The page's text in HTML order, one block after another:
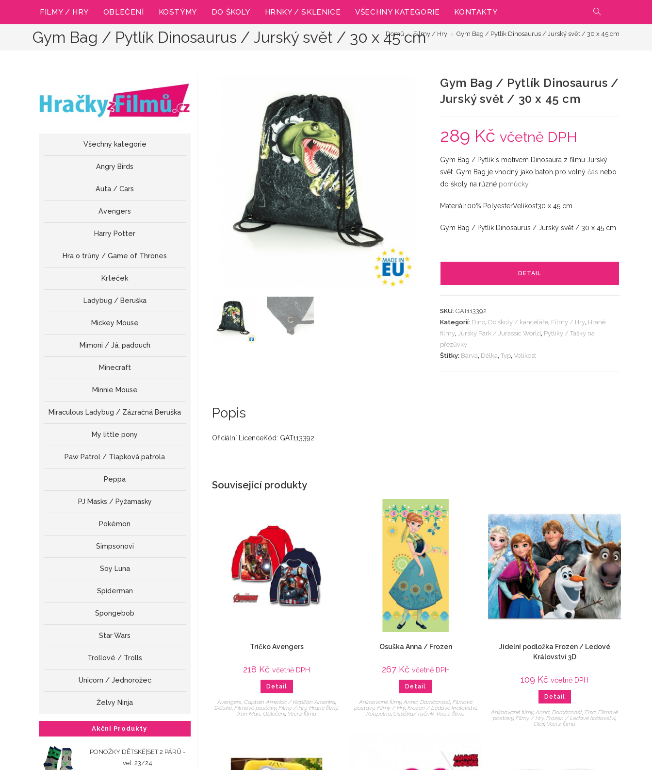
FILMY / HRY OBLEČENÍ KOSTÝMY DO ŠKOLY HRNKY / SKLENICE VŠECHNY KATEGORIE KONTAKTY PŘEPNOUT
VYHLEDÁVÁNÍ
WEBU
Gym Bag / Pytlík Dinosaurus / Jurský svět / 30 x 45 cm
Domů > Filmy / Hry > Gym Bag / Pytlík Dinosaurus / Jurský svět / 30 x 45 cm
Gym Bag / Pytlík Dinosaurus /
Jurský svět / 30 x 45 cm
289 Kč včetně DPH
Gym Bag / Pytlík s motivem Dinosaura z filmu Jurský
svět. Gym Bag je vhodný jako batoh pro volnýčas nebo
do školy na různé pomůcky
Materiál100% PolyesterVelikost30 x 45 cm
Gym Bag / Pytlík Dinosaurus / Jurský svět / 30 x 45 cm
DETAIL
SKU:GAT113392
Kategorií: Dino, Do školy / kanceláře, Filmy / Hry, Hrané
filmy,Jurský Park / Jurassic World, Pytlíky / Tašky na
přezůvky
Štítky: Barva, Délka,Typ,Velikost
Popis
Oficiální LicenceKód: GAT113392
Související produkty
Tričko Avengers
218 Kč včetně DPH
Detail
Avengers, Captain America / Kapitán Amerika,
Dětské,Filmové postavy,Filmy / Hry,Hrané filmy,
Iron Man, Oblečení, Veci z filmu
Osuška Anna / Frozen
267 Kč včetně DPH
Detail
Animované filmy, Anna, Domácnost, Filmové
postavy, Filmy / Hry, Frozen / Ledové království,
Koupelna,Osuška/ ručník, Veci z filmu
Jídelní podložka Frozen / Ledové
Království 3D
109 Kč včetně DPH
Detail
Animované filmy,Anna,Domácnost,Elsa,Filmové
postavy,Filmy / Hry,Frozen / Ledové království,
Olaf, Veci z filmu
Všechny kategorie
Angry Birds
Auta / Cars
Avengers
Harry Potter
Hra o trůny / Game of Thrones
Krteček
Ladybug / Beruška
Mickey Mouse
Mimoni / Já, padouch
Minecraft
Minnie Mouse
Miraculous Ladybug / Zázračná Beruška
My little pony
Paw Patrol / Tlapková patrola
Peppa
PJ Masks / Pyžamasky
Pokémon
Simpsonovi
Soy Luna
Spiderman
Spongebob
Star Wars
Trollové / Trolls
Unicorn / Jednorožec
Želvy Ninja
Akční Produkty
PONOŽKY DĚTSKÉ|SET 2 PÁRŮ -
vel. 23/24